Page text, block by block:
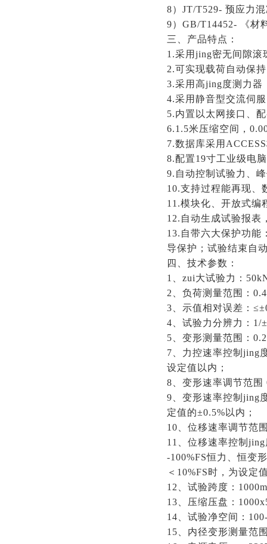
8）JT/T529- 预应力
9）GB/T14452- 《材
三、产品特点：
1.采用jing密无间隙滚
2.可实现载荷自动保
3.采用高jing度测力器
4.采用静音型交流伺
5.内置以太网接口、
6.1.5米压缩空间，
7.数据库采用
8.配置19寸工业级电
9.自动控制试验力、
10.支持过程能再现、
11.模块化、开放式编
12.自动生成试验报表
13.自带六大保护功能
导保护；试验结束自
四、技术参数：
1、zui大试验力：
2、负荷测量范围：
3、示值相对误差：
4、试验力分辨力：1/
5、变形测量范围：
7、力控速率控制jing
设定值以内；
8、变形速率调节范围
9、变形速率控制jing
定值的±0.5%以内；
10、位移速率调节范
11、位移速率控制
-100%FS恒力、恒变
＜10%FS时，为设定
12、试验跨度：
13、压缩压盘：
14、试验净空间：
15、内径变形测量范